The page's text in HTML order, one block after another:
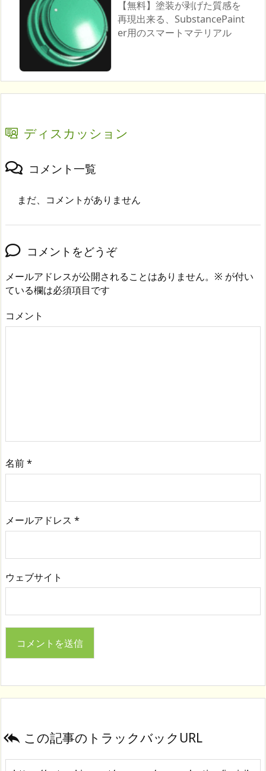
【無料】塗装が剥げた質感を
再現出来る、SubstancePaint
er用のスマートマテリアル
ディスカッション
コメント一覧
まだ、コメントがありません
コメントをどうぞ
メールアドレスが公開されることはありません。 ※ が付い
ている欄は必須項目です
コメント
名前*
メールアドレス *
ウェブサイト
 この記事のトラックバックURL